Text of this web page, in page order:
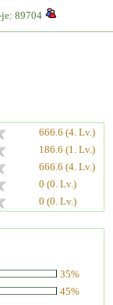
je: 89704
666.6 (4. Lv.)
186.6 (1. Lv.)
666.6 (4. Lv.)
0 (0. Lv.)
0 (0. Lv.)
35%
45%